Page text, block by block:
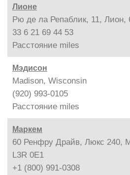
Лионе
Рю де ла Репаблик, 11, Лион,
33 6 21 69 44 53
Расстояние miles
Мэдисон
Madison, Wisconsin
(920) 993-0105
Расстояние miles
Маркем
60 Ренфру Драйв, Люкс 240,
L3R 0E1
+1 (800) 991-0308